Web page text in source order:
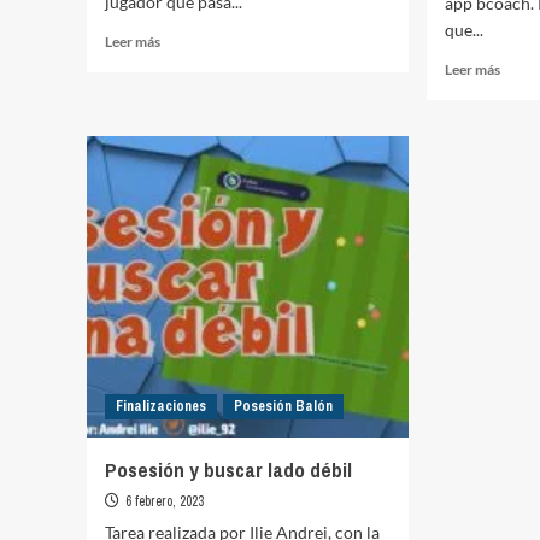
Leer másLeer
que...
Leer másLeer
Finalizaciones Posesión Balón
Posesión y buscar lado débil
6 febrero, 2023
Tarea realizada por Ilie Andrei, con la